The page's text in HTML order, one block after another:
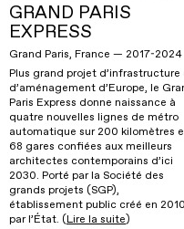
GRAND PARIS
EXPRESS
Grand Paris, France — 2017-2024
Plus grand projet d’infrastructure
d’aménagement d’Europe, le
Paris Express donne naissance à
quatre nouvelles lignes de métro
automatique sur 200 kilomètres
68 gares confiées aux meilleurs
architectes contemporains d’ici
2030. Porté par la Société des
grands projets (SGP),
établissement public créé en 2010
par l’État. (Lire la suite)